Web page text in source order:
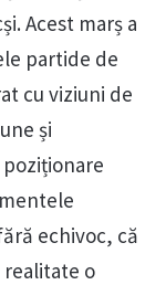
Acest marș a
partide de
cu viziuni de
și
echivoc, că
realitate o